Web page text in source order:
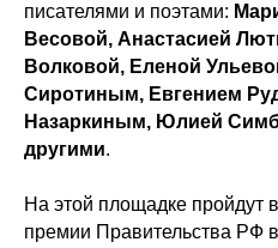
писателями и поэтами:
Весовой, Анастасией
Волковой, Еленой
Сиротиным, Евгением
Назаркиным, Юлией
другими.
На этой площадке пройдут
премии Правительства РФ в